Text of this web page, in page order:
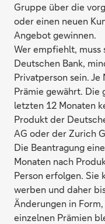
ROHE
Gruppe über die
oder einen neuen
Angebot gewinnen.
Wer empfiehlt, muss
Deutschen Bank,
Privatperson sein.
Prämie gewährt. Die
letzten 12 Monaten
Produkt der
AG oder der Zurich
Die Beantragung
Monaten nach
Person erfolgen. Sie
werben und daher
Änderungen in
einzelnen Prämien